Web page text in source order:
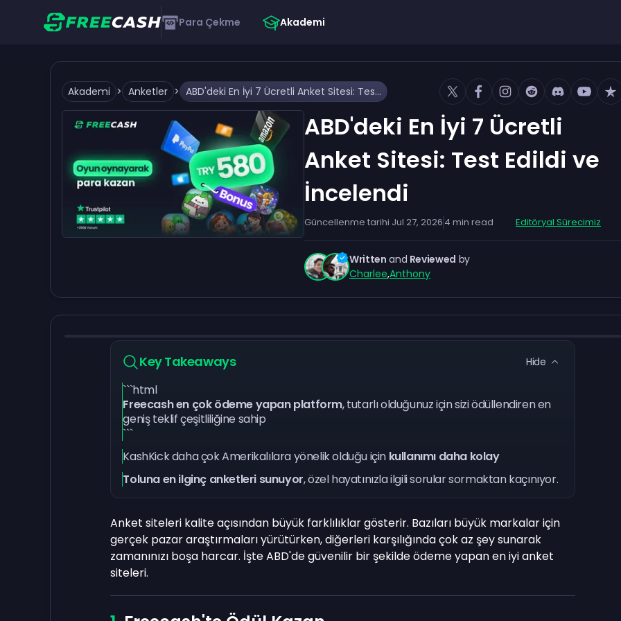
Para Çekme Akademi
Akademi > Anketler > ABD'deki En İyi 7 Ücretli Anket Sitesi: Test Edildi ve İncelendi
ABD'deki En İyi 7 Ücretli
Anket Sitesi: Test Edildi ve
İncelendi
Güncellenme tarihi Jul 27, 2026 4 min read Editöryal Sürecimiz
Written and Reviewed by
Charlee,Anthony
Key Takeaways Hide
```html
Freecash en çok ödeme yapan platform, tutarlı olduğunuz için sizi ödüllendiren en
geniş teklif çeşitliliğine sahip
```
KashKick daha çok Amerikalılara yönelik olduğu için kullanımı daha kolay
Toluna en ilginç anketleri sunuyor, özel hayatınızla ilgili sorular sormaktan kaçınıyor.
Anket siteleri kalite açısından büyük farklılıklar gösterir. Bazıları büyük markalar için
gerçek pazar araştırmaları yürütürken, diğerleri karşılığında çok az şey sunarak
zamanınızı boşa harcar. İşte ABD'de güvenilir bir şekilde ödeme yapan en iyi anket
siteleri.